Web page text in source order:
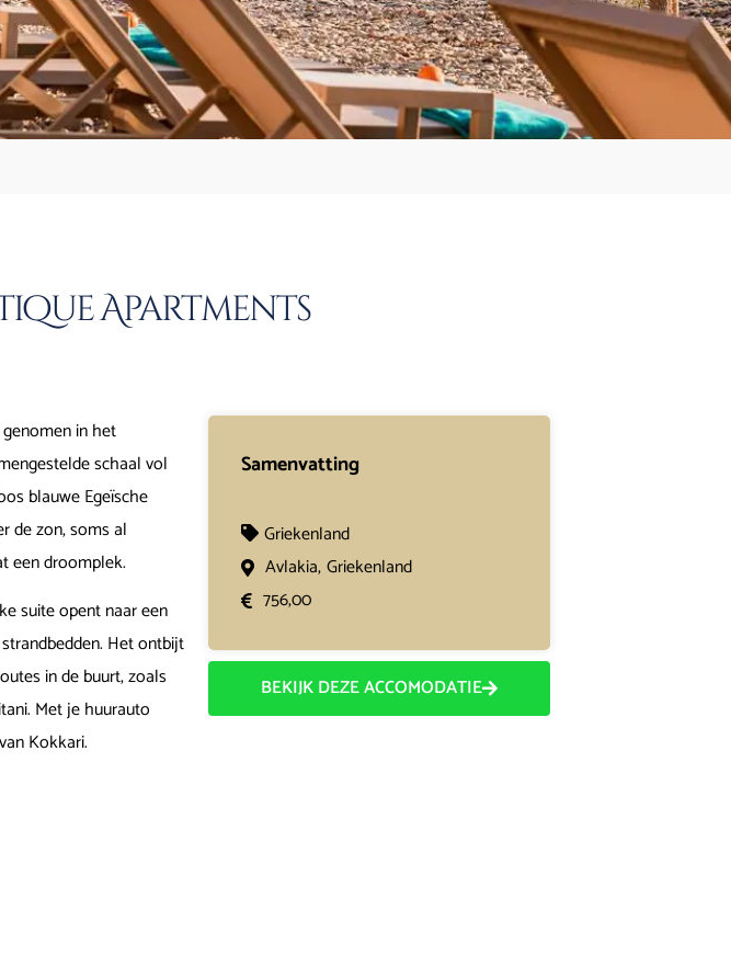
Apartments
in het
schaal vol
blauwe Egeïsche
de zon, soms al
een droomplek.
suite opent naar een
Het ontbijt
in de buurt, zoals
Met je huurauto
Kokkari.
Samenvatting
Griekenland
Avlakia,Griekenland
756,00
BEKIJK DEZE ACCOMODATIE